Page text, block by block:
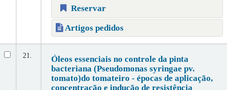
Reservar
Artigos pedidos
21.
Óleos essenciais no controle da pinta
bacteriana (Pseudomonas syringae pv.
tomato)do tomateiro - épocas de aplicação,
concentração e indução de resistência